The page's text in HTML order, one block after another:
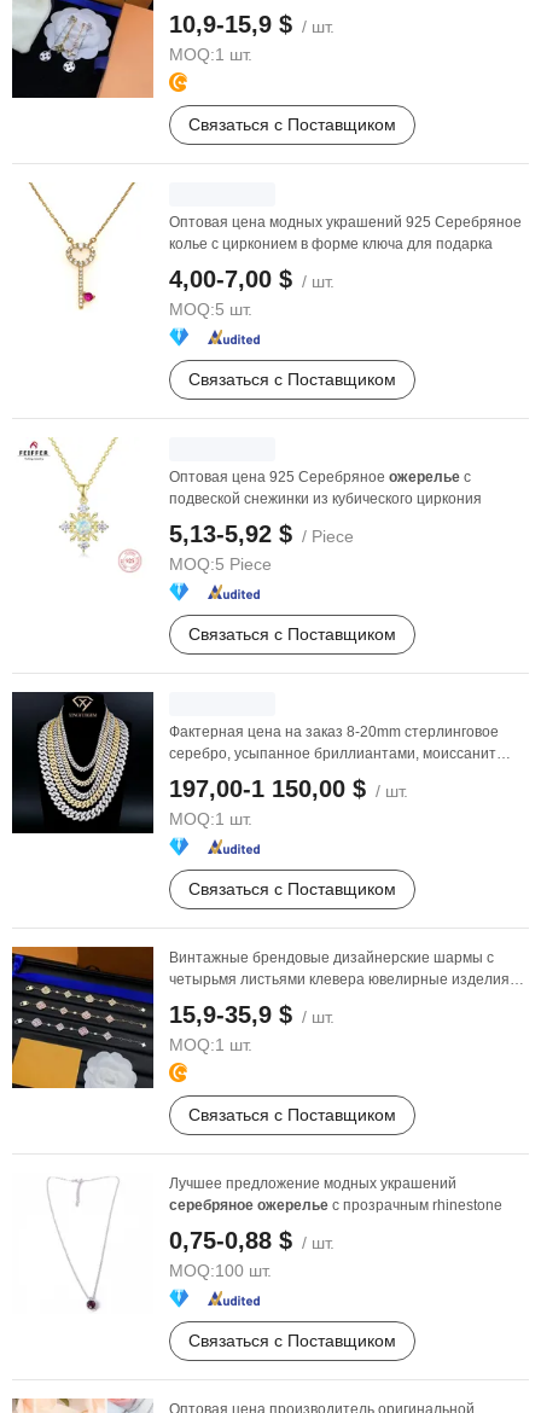
браслет, кольцо, ...
10,9-15,9 $ / шт.
MOQ:1 шт.
Связаться с Поставщиком
Оптовая цена модных украшений 925 Серебряное
колье с цирконием в форме ключа для подарка
4,00-7,00 $ / шт.
MOQ:5 шт.
Связаться с Поставщиком
Оптовая цена 925 Серебряное ожерелье с
подвеской снежинки из кубического циркония
5,13-5,92 $ / Piece
MOQ:5 Piece
Связаться с Поставщиком
Фактерная цена на заказ 8-20mm стерлинговое
серебро, усыпанное бриллиантами, моиссанит
197,00-1 150,00 $ / шт.
MOQ:1 шт.
Связаться с Поставщиком
Винтажные брендовые дизайнерские шармы с
четырьмя листьями клевера ювелирные изделия
925 подвеска из ...
15,9-35,9 $ / шт.
MOQ:1 шт.
Связаться с Поставщиком
Лучшее предложение модных украшений
серебряное ожерелье с прозрачным rhinestone
0,75-0,88 $ / шт.
MOQ:100 шт.
Связаться с Поставщиком
Оптовая цена производитель оригинальной